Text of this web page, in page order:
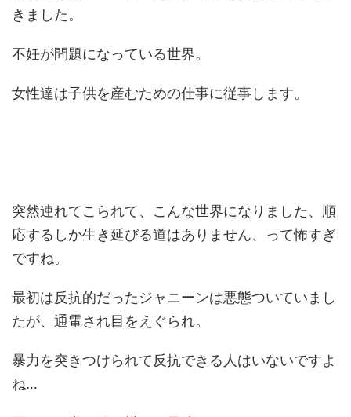
きました。
不妊が問題になっている世界。
女性達は子供を産むための仕事に従事します。
突然連れてこられて、こんな世界になりました、順
応するしか生き延びる道はありません、って怖すぎ
ですね。
最初は反抗的だったジャニーンは悪態ついていまし
たが、通電され目をえぐられ。
暴力を突きつけられて反抗できる人はいないですよ
ね…